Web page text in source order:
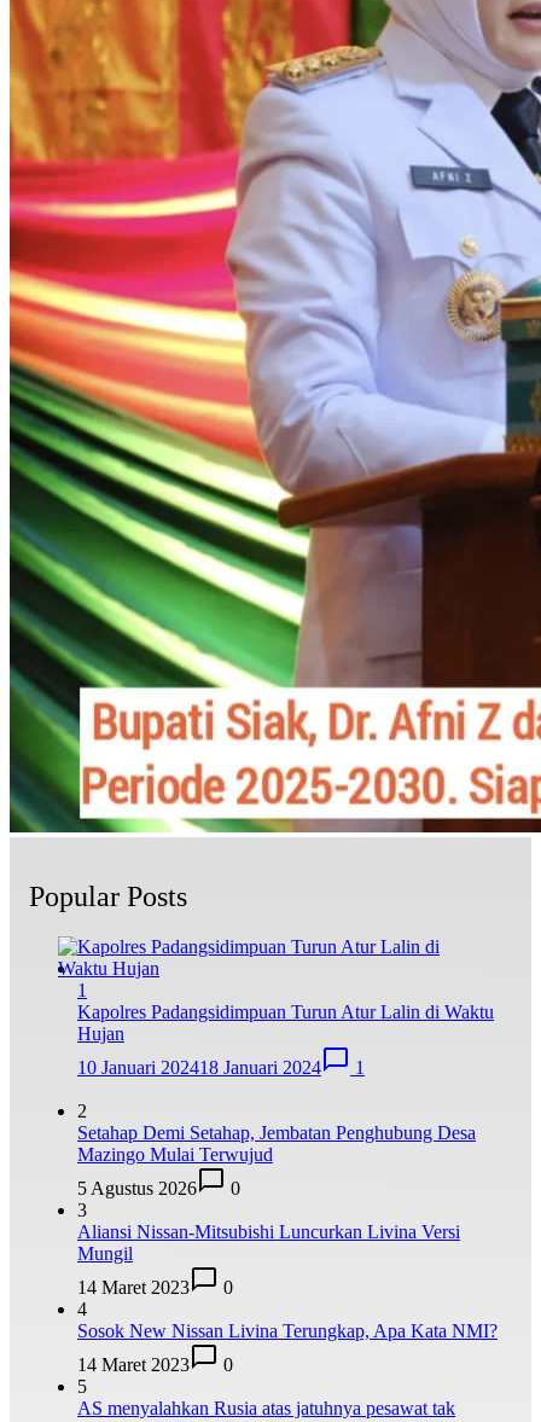
Popular Posts
1
Kapolres Padangsidimpuan Turun Atur Lalin di Waktu
Hujan
10 Januari 202418 Januari 2024 1
2
Setahap Demi Setahap, Jembatan Penghubung Desa
Mazingo Mulai Terwujud
5 Agustus 2026
0
3
Aliansi Nissan-Mitsubishi Luncurkan Livina Versi
Mungil
14 Maret 2023
0
4
Sosok New Nissan Livina Terungkap, Apa Kata NMI?
14 Maret 2023
0
5
AS menyalahkan Rusia atas jatuhnya pesawat tak